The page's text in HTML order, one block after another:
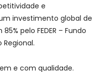
e
investimento global de
pelo FEDER – Fundo
e com qualidade.